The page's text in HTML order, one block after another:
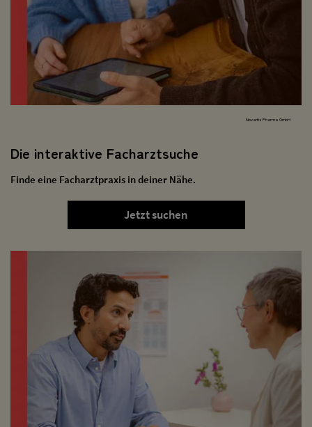
Novartis Pharma GmbH
Die interaktive Facharztsuche
Finde eine Facharztpraxis in deiner Nähe.
Jetzt suchen